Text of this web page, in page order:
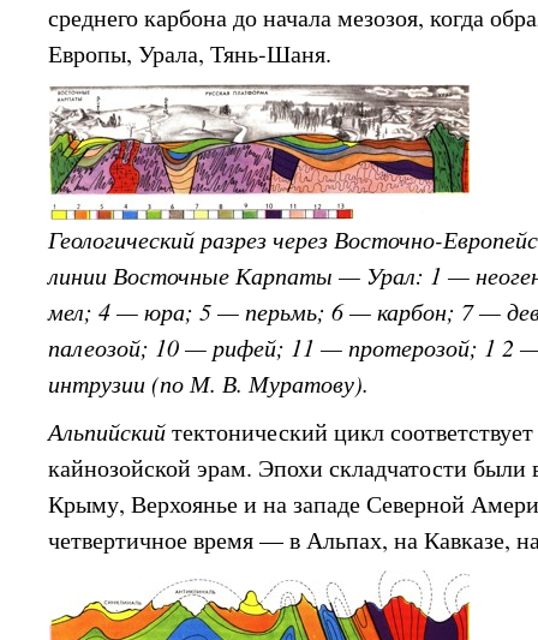
среднего карбона до начала мезозоя, когда
Европы, Урала, Тянь-Шаня.
Геологический разрез через Восточно-
линии Восточные Карпаты — Урал: 1 —
мел; 4 — юра; 5 — перьмь; 6 — карбон; 7 —
палеозой; 10 — рифей; 11 — протерозой; 1 2
интрузии (по М. В. Муратову).
Альпийскийтектонический цикл
кайнозойской эрам. Эпохи складчатости были
Крыму, Верхоянье и на западе Северной
четвертичное время — в Альпах, на Кавказе,